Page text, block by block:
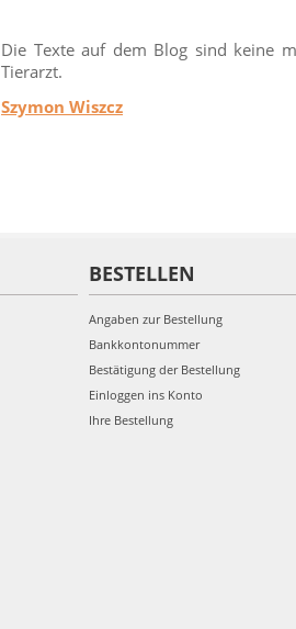
Die Texte auf dem Blog sind keine
Tierarzt.
Szymon Wiszcz
BESTELLEN
Angaben zur Bestellung
Bankkontonummer
Bestätigung der Bestellung
Einloggen ins Konto
Ihre Bestellung